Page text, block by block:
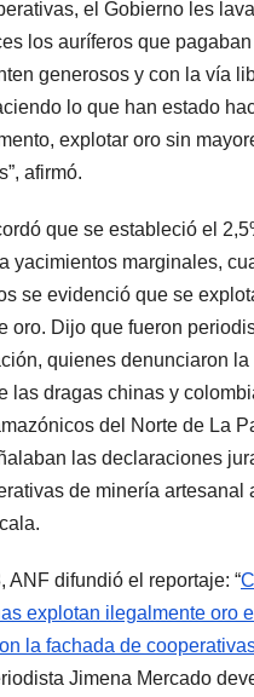
el Gobierno les
los auríferos que pagaban
generosos y con la vía
lo que han estado
explotar oro sin
afirmó.
que se estableció el
yacimientos marginales,
se evidenció que se
oro. Dijo que fueron
quienes denunciaron la
las dragas chinas y
del Norte de La
las declaraciones
de minería artesanal
ANF difundió el reportaje: “
explotan ilegalmente oro
la fachada de
Jimena Mercado